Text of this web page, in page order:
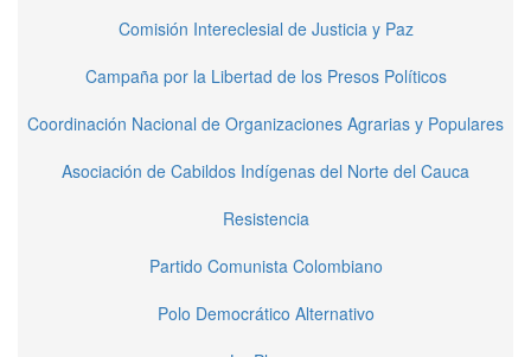
Comisión Intereclesial de Justicia y Paz
Campaña por la Libertad de los Presos Políticos
Coordinación Nacional de Organizaciones Agrarias y Populares
Asociación de Cabildos Indígenas del Norte del Cauca
Resistencia
Partido Comunista Colombiano
Polo Democrático Alternativo